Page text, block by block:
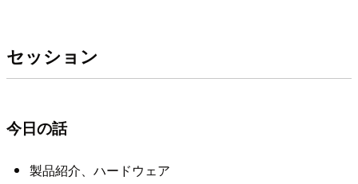
セッション
今日の話
製品紹介、ハードウェア